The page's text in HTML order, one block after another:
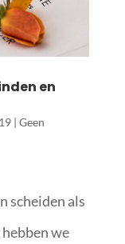
en
| Geen
scheiden als
we